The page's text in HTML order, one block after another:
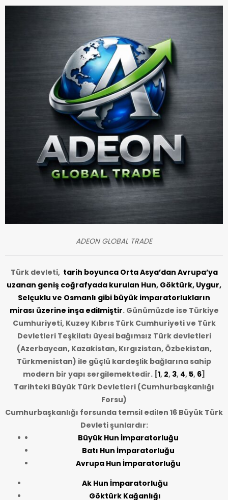
ADEON GLOBAL TRADE
Türk devleti, tarih boyunca Orta Asya’dan Avrupa’ya
uzanan geniş coğrafyada kurulan Hun, Göktürk, Uygur,
Selçuklu ve Osmanlı gibi büyük imparatorlukların
mirası üzerine inşa edilmiştir. Günümüzde ise Türkiye
Cumhuriyeti, Kuzey Kıbrıs Türk Cumhuriyeti ve Türk
Devletleri Teşkilatı üyesi bağımsız Türk devletleri
(Azerbaycan, Kazakistan, Kırgızistan, Özbekistan,
Türkmenistan) ile güçlü kardeşlik bağlarına sahip
modern bir yapı sergilemektedir. [1, 2, 3, 4, 5, 6]
Tarihteki Büyük Türk Devletleri (Cumhurbaşkanlığı
Forsu)
Cumhurbaşkanlığı forsunda temsil edilen 16 Büyük Türk
Devleti şunlardır:
Büyük Hun İmparatorluğu
Batı Hun İmparatorluğu
Avrupa Hun İmparatorluğu
Ak Hun İmparatorluğu
Göktürk Kağanlığı